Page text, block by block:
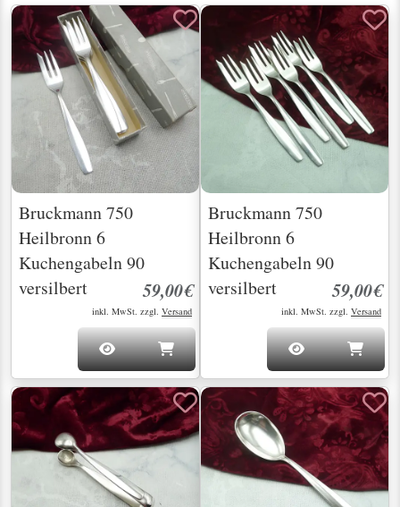
Bruckmann 750
Heilbronn 6
Kuchengabeln 90
versilbert
59,00€
inkl. MwSt. zzgl. Versand
Bruckmann 750
Heilbronn 6
Kuchengabeln 90
versilbert
59,00€
inkl. MwSt. zzgl. Versand